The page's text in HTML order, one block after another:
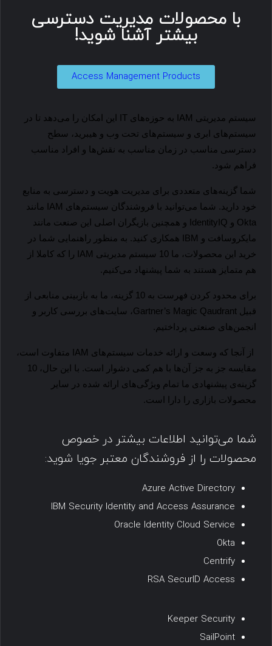
با محصولات مدیریت دسترسی
بیشتر آشنا شوید!
Access Management Products
سیستم مدیریتی IAM به حوزه‌های IT
این امکان را می‌دهد تا در
سیستم‌های ابری و سیستم‌های تحت وب و هیبرید، سطح
دسترسی مناسب در زمان مناسب به نقش‌ها و افراد مناسب
فراهم شود.
خود دارید. شما می‌توانید با فروشندگان سیستم‌های
IAM
مانند
Okta و IdentityIQ
مایکروسافت و IBM
خرید این محصولات، ما 10 سیستم مدیریتی
IAM
هم متمایز هستند به شما پیشنهاد می‌کنیم.
قبیل Gartner’s Magic Qaudrant
انجمن‌های صنعتی پرداختیم.
از آنجا که وسعت و ارائه خدمات سیستم‌های IAM
محصولات بازاری را دارا است.
شما می‌توانید اطلاعات بیشتر در خصوص
محصولات را از فروشندگان معتبر جویا شوید:
Azure Active Directory
IBM Security Identity and Access Assurance
Oracle Identity Cloud Service
Okta
Centrify
RSA SecurID Access
Keeper Security
SailPoint